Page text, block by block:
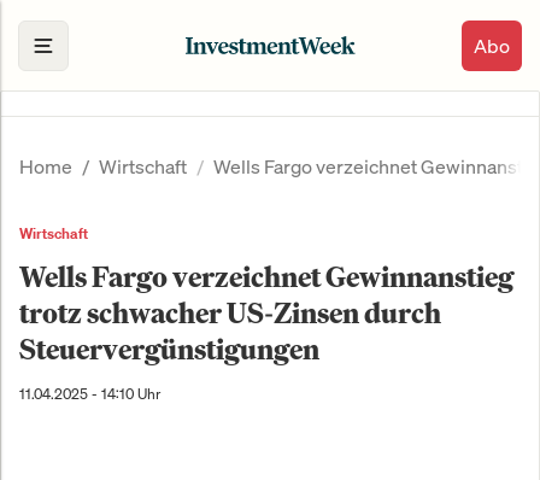
Abo
Home Wirtschaft Wells Fargo verzeichnet
Wirtschaft
Wells Fargo verzeichnet Gewinnanstieg
trotz schwacher US-Zinsen durch
Steuervergünstigungen
11.04.2025 - 14:10 Uhr